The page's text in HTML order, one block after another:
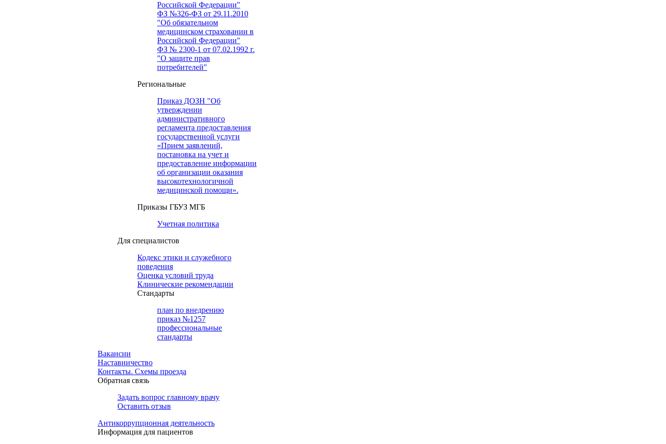
Российской Федерации"
ФЗ №326-ФЗ от 29.11.2010
"Об обязательном
медицинском страховании в
Российской Федерации"
ФЗ № 2300-1 от 07.02.1992 г.
"О защите прав
потребителей"
Региональные
Приказ ДОЗН "Об
утверждении
административного
регламента предоставления
государственной услуги
«Прием заявлений,
постановка на учет и
предоставление информации
об организации оказания
высокотехнологичной
медицинской помощи».
Приказы ГБУЗ МГБ
Учетная политика
Для специалистов
Кодекс этики и служебного
поведения
Оценка условий труда
Клинические рекомендации
Cтандарты
план по внедрению
приказ №1257
профессиональные
стандарты
Вакансии
Наставничество
Контакты. Схемы проезда
Обратная связь
Задать вопрос главному врачу
Оставить отзыв
Антикоррупционная деятельность
Информация для пациентов